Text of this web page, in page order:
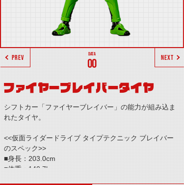
00
PREV NEXT
ファイヤーブレイバータイヤ
シフトカー「ファイヤーブレイバー」の能力が組み込ま
れたタイヤ。
<<仮面ライダードライブ タイプテクニック ブレイバー
のスペック>>
■身長：203.0cm
■体重：140.7kg